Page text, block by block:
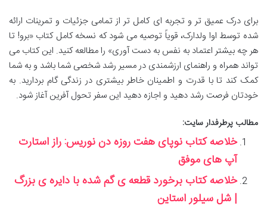
برای درک عمیق تر و تجربه ای کامل تر از تمامی جزئیات و تمرینات ارائه
شده توسط اوا ولدارک، قویاً توصیه می شود که نسخه کامل کتاب «برو! تا
هر چه بیشتر اعتماد به نفس به دست آوری» را مطالعه کنید. این کتاب می
تواند همراه و راهنمای ارزشمندی در مسیر رشد شخصی شما باشد و به شما
کمک کند تا با قدرت و اطمینان خاطر بیشتری در زندگی گام بردارید. به
خودتان فرصت رشد دهید و اجازه دهید این سفر تحول آفرین آغاز شود.
مطالب پرطرفدار سایت:
خلاصه کتاب نوپای هفت روزه دن نوریس: راز استارت
آپ های موفق
خلاصه کتاب برخورد قطعه ی گم شده با دایره ی بزرگ
| شل سیلور استاین